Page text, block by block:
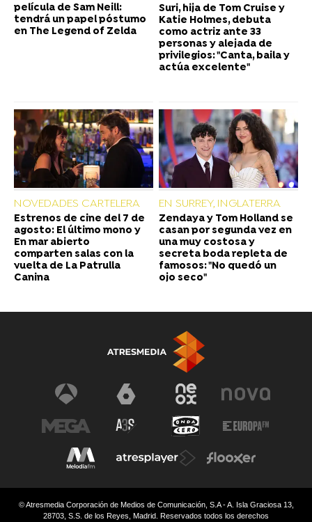
película de Sam Neill:
tendrá un papel póstumo
en The Legend of Zelda
Suri, hija de Tom Cruise y
Katie Holmes, debuta
como actriz ante 33
personas y alejada de
privilegios: "Canta, baila y
actúa excelente"
NOVEDADES CARTELERA
Estrenos de cine del 7 de
agosto: El último mono y
En mar abierto
comparten salas con la
vuelta de La Patrulla
Canina
EN SURREY, INGLATERRA
Zendaya y Tom Holland se
casan por segunda vez en
una muy costosa y
secreta boda repleta de
famosos: "No quedó un
ojo seco"
© Atresmedia Corporación de Medios de Comunicación, S.A - A. Isla Graciosa 13,
28703, S.S. de los Reyes, Madrid. Reservados todos los derechos